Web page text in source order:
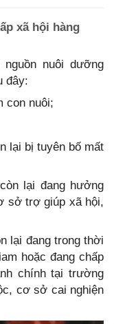
xã hội hàng
nuôi dưỡng
đây:
con nuôi;
lại bị tuyên bố mất
lại đang hưởng
sở trợ giúp xã hội,
lại đang trong thời
hoặc đang chấp
chính tại trường
cơ sở cai nghiện